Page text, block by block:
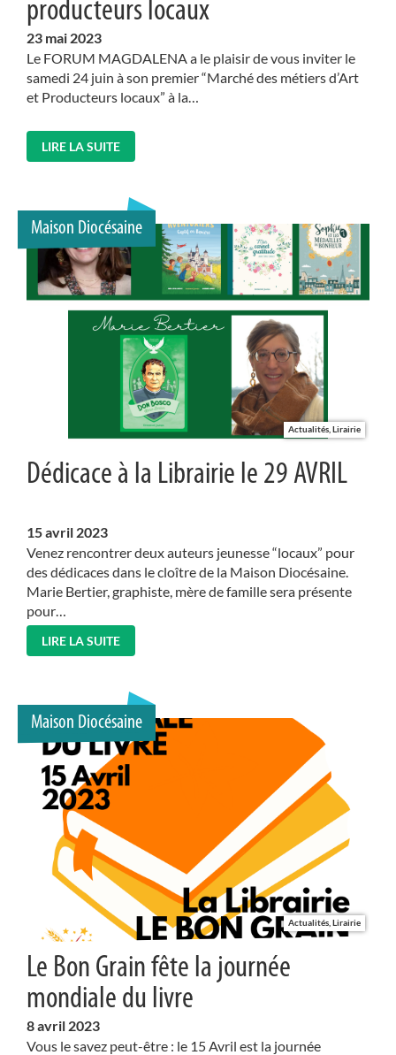
producteurs locaux
23 mai 2023
Le FORUM MAGDALENA a le plaisir de vous inviter le
samedi 24 juin à son premier “Marché des métiers d’Art
et Producteurs locaux” à la…
LIRE LA SUITE
Maison Diocésaine
Actualités, Lirairie
Dédicace à la Librairie le 29 AVRIL
15avril 2023
Venez rencontrer deux auteurs jeunesse “locaux” pour
des dédicaces dans le cloître de la Maison Diocésaine.
Marie Bertier, graphiste, mère de famille sera présente
pour…
LIRE LA SUITE
Maison Diocésaine
Actualités, Lirairie
Le Bon Grain fête la journée
mondiale du livre
8avril 2023
Vous le savez peut-être : le 15 Avril est la journée